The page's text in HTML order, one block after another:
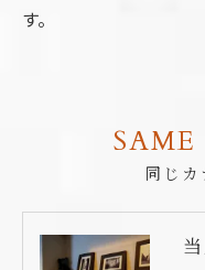
す。
同じ